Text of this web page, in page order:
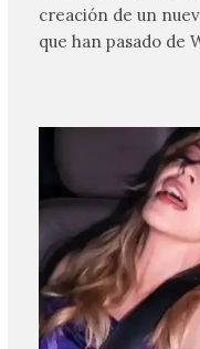
creación de un
que han pasado de